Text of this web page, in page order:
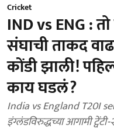
Cricket
IND vs ENG :
संघाची ताकद
कोंडी झाली!
काय घडलं?
India vs England T20I
इंग्लंडविरुद्धच्या आगामी